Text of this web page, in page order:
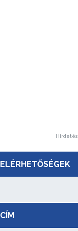
Hirdetés
ELÉRHETŐSÉGEK
CÍM